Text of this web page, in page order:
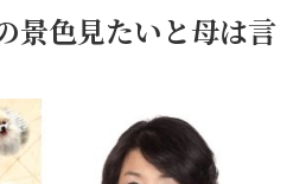
景色見たいと母は言